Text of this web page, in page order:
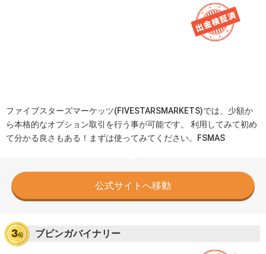
ファイブスターズマーケッツ(FIVESTARSMARKETS)では、少額か
ら本格的なオプション取引を行う事が可能です。 利用してみて初め
て分かる良さもある！まずは使ってみてください。FSMAS
公式サイトへ移動
ブビンガバイナリー